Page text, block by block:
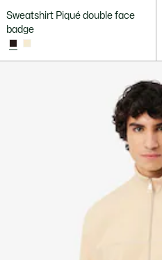
Sweatshirt Piqué double face
badge